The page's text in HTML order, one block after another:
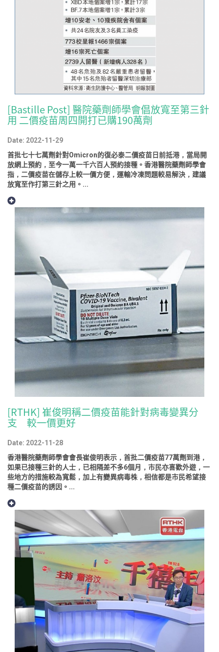
[Bastille Post] 醫院藥劑師學會倡放寬至第三針
用 二價疫苗周四開打 已購190萬劑
Date: 2022-11-29
首批七十七萬劑針對Omicron的復必泰二價疫苗日前抵港，當局開
放網上預約，至今一萬一千六百人預約接種。香港醫院藥劑師學會
指，二價疫苗在儲存上較一價方便，運輸冷凍問題較易解決，建議
放寬至作打第三針之用。...
[RTHK] 崔俊明稱二價疫苗能針對病毒變異分
支 較一價更好
Date: 2022-11-28
香港醫院藥劑師學會會長崔俊明表示，首批二價疫苗77萬劑到港，
如果已接種三針的人士，已相隔差不多6個月，市民亦喜歡外遊，一
些地方的措施較為寬鬆，加上有變異病毒株，相信都是市民希望接
種二價疫苗的誘因。...